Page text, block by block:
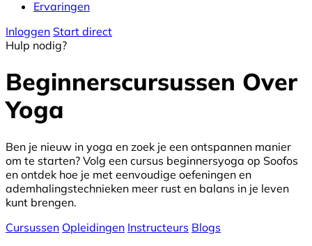
Ervaringen
Inloggen Start direct
Hulp nodig?
Beginnerscursussen Over
Yoga
Ben je nieuw in yoga en zoek je een ontspannen manier
om te starten? Volg een cursus beginnersyoga op Soofos
en ontdek hoe je met eenvoudige oefeningen en
ademhalingstechnieken meer rust en balans in je leven
kunt brengen.
Cursussen Opleidingen Instructeurs Blogs